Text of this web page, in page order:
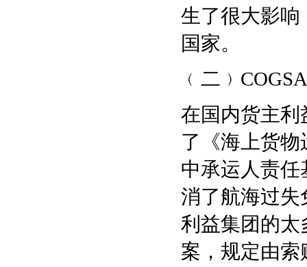
生了很大影响
国家。
﹙二
在国内货主利
了《海上货物
中承运人责
消了航海过失
利益集团的太
案，规定由